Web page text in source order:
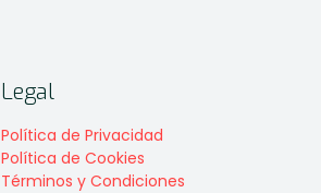
Legal
Política de Privacidad
Política de Cookies
Términos y Condiciones